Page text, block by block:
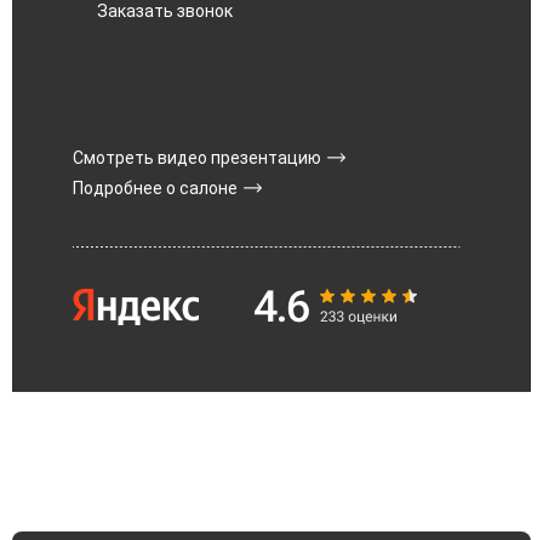
Заказать звонок
Смотреть видео презентацию
Подробнее о салоне